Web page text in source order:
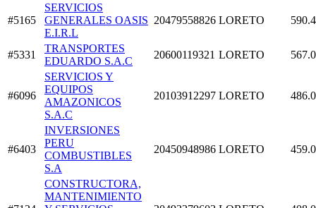
#5165
SERVICIOS
GENERALES OASIS
E.I.R.L
20479558826 LORETO
#5331
TRANSPORTES
EDUARDO S.A.C
20600119321 LORETO
#6096
SERVICIOS Y
EQUIPOS
AMAZONICOS
S.A.C
20103912297 LORETO
#6403
INVERSIONES
PERU
COMBUSTIBLES
S.A
20450948986 LORETO
CONSTRUCTORA,
MANTENIMIENTO